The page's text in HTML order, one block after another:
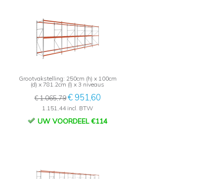
Grootvakstelling: 250cm (h) x 100cm
(d) x 781.2cm (l) x 3 niveaus
€ 1.065,79 € 951,60
1.151,44 incl. BTW
UW VOORDEEL €114